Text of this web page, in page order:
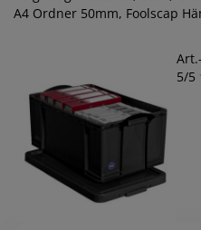
A4 Ordner 50mm, Foolscap
5/5